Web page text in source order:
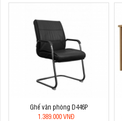
Ghế văn phòng D446P
1.389.000 VNĐ